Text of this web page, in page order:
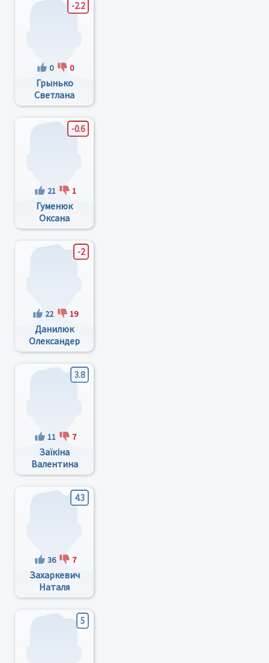
-2.2
0 0
Грынько
Светлана
Дмитриевна
-0.6
21 1
Гуменюк
Оксана
Григорівна
-2
22 19
Данилюк
Олександер
Васильович
3.8
11 7
Заїкіна
Валентина
Володимирівна
4.3
36 7
Захаркевич
Наталя
Петрівна
5